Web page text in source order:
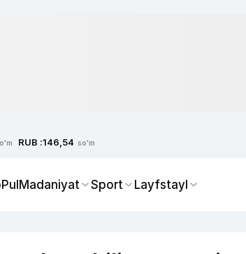
RUB :146,54 so'm
PulMadaniyat Sport Layfstayl